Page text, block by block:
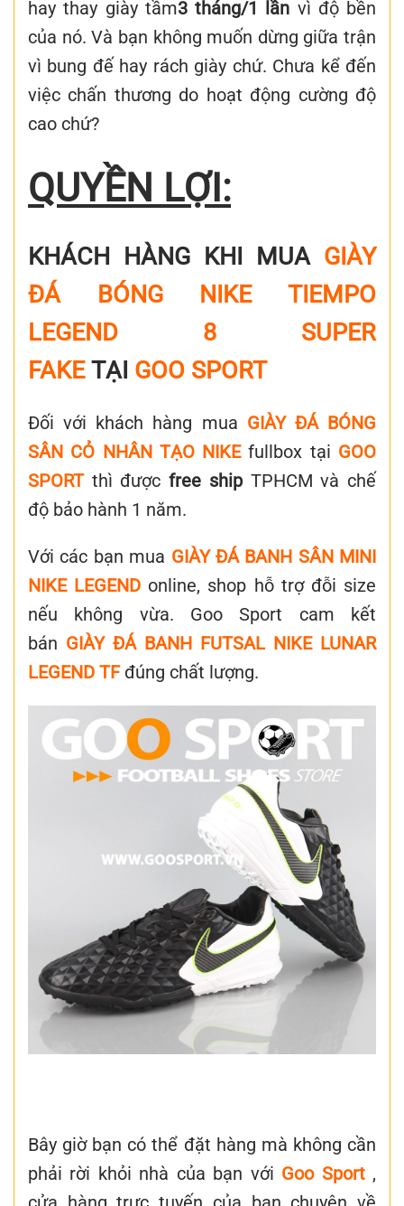
hay thay giày tầm3 tháng/1 lần vì độ bền
của nó. Và bạn không muốn dừng giữa trận
vì bung đế hay rách giày chứ. Chưa kể đến
việc chấn thương do hoạt động cường độ
cao chứ?
QUYỀN LỢI:
KHÁCH HÀNG KHI MUA GIÀY
ĐÁ BÓNG NIKE TIEMPO
LEGEND 8 SUPER
FAKE TẠI GOO SPORT
Đối với khách hàng mua GIÀY ĐÁ BÓNG
SÂN CỎ NHÂN TẠO NIKEfullbox tại GOO
SPORT thì đượcfree shipTPHCM và chế
độ bảo hành 1 năm.
Với các bạn mua GIÀY ĐÁ BANH SÂN MINI
NIKE LEGEND online, shop hỗ trợ đỗi size
nếu không vừa. Goo Sport cam kết
bán GIÀY ĐÁ BANH FUTSAL NIKE LUNAR
LEGEND TFđúng chất lượng.
Bây giờ bạn có thể đặt hàng mà không cần
phải rời khỏi nhà của bạn với Goo Sport,